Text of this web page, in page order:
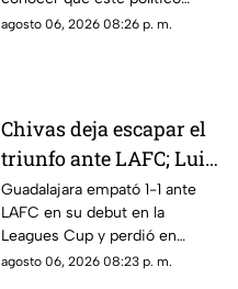
familias
presuntamente busca ayudar a
agosto 06, 2026 08:26 p. m.
Chivas deja escapar el
triunfo ante LAFC; Luis
Romo es señalado por
su cobro en penales
Guadalajara empató 1-1 ante
LAFC en su debut en la
Leagues Cup y perdió en
penales; Luis Romo fue
agosto 06, 2026 08:23 p. m.